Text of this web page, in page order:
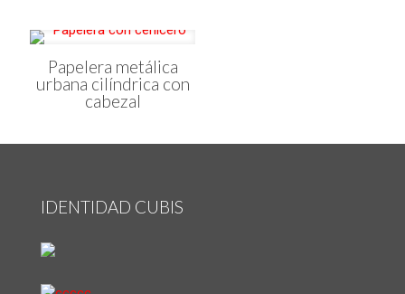
Papelera metálica
urbana cilíndrica con
cabezal
IDENTIDAD CUBIS